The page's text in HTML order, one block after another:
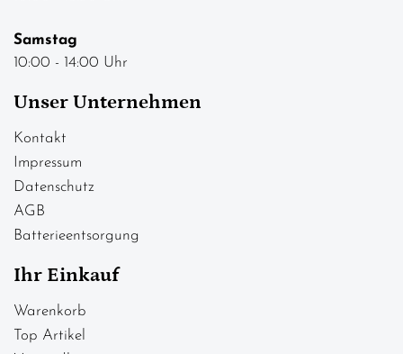
Samstag
10:00 - 14:00 Uhr
Unser Unternehmen
Kontakt
Impressum
Datenschutz
AGB
Batterieentsorgung
Ihr Einkauf
Warenkorb
Top Artikel